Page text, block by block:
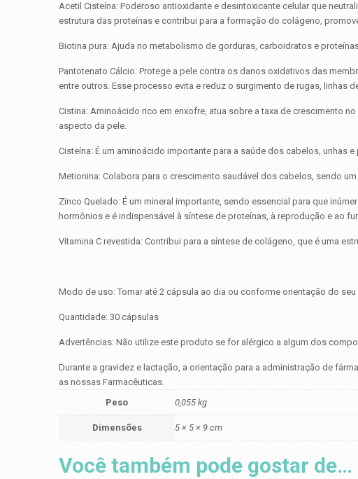
Acetil Cisteína: Poderoso antioxidante e desintoxicante celular que
estrutura das proteínas e contribui para a formação do colágeno,
Biotina pura: Ajuda no metabolismo de gorduras, carboidratos e
Pantotenato Cálcio: Protege a pele contra os danos oxidativos das
entre outros. Esse processo evita e reduz o surgimento de rugas, linhas
Cistina: Aminoácido rico em enxofre, atua sobre a taxa de crescimento
aspecto da pele.
Cisteína: É um aminoácido importante para a saúde dos cabelos, unhas e
Metionina: Colabora para o crescimento saudável dos cabelos, sendo
Zinco Quelado: É um mineral importante, sendo essencial para que
hormônios e é indispensável à síntese de proteínas, à reprodução e ao
Vitamina C revestida: Contribui para a síntese de colágeno, que é uma
Modo de uso: Tomar até 2 cápsula ao dia ou conforme orientação do
Quantidade: 30 cápsulas
Advertências: Não utilize este produto se for alérgico a algum dos
Durante a gravidez e lactação, a orientação para a administração de
as nossas Farmacêuticas.
Peso
0,055 kg
Dimensões 5 × 5 × 9 cm
Você também pode gostar de…